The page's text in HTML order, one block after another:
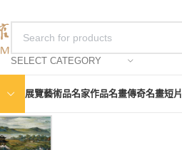
SELECT CATEGORY
展覽藝術品名家作品名畫傳奇名畫短片